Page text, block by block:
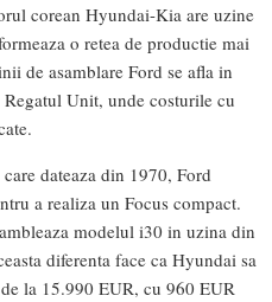
corean Hyundai-Kia are uzine
o retea de productie mai
de asamblare Ford se afla in
Unit, unde costurile cu
dateaza din 1970, Ford
a realiza un Focus compact.
modelul i30 in uzina din
diferenta face ca Hyundai sa
la 15.990 EUR, cu 960 EUR